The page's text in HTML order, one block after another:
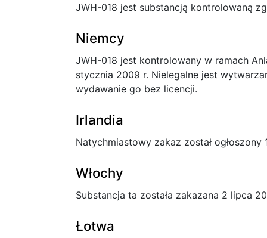
JWH-018 jest substancją kontrolowaną
Niemcy
JWH-018 jest kontrolowany w ramach
stycznia 2009 r. Nielegalne jest
wydawanie go bez licencji.
Irlandia
Natychmiastowy zakaz został
Włochy
Substancja ta została zakazana 2 lipca
Łotwa